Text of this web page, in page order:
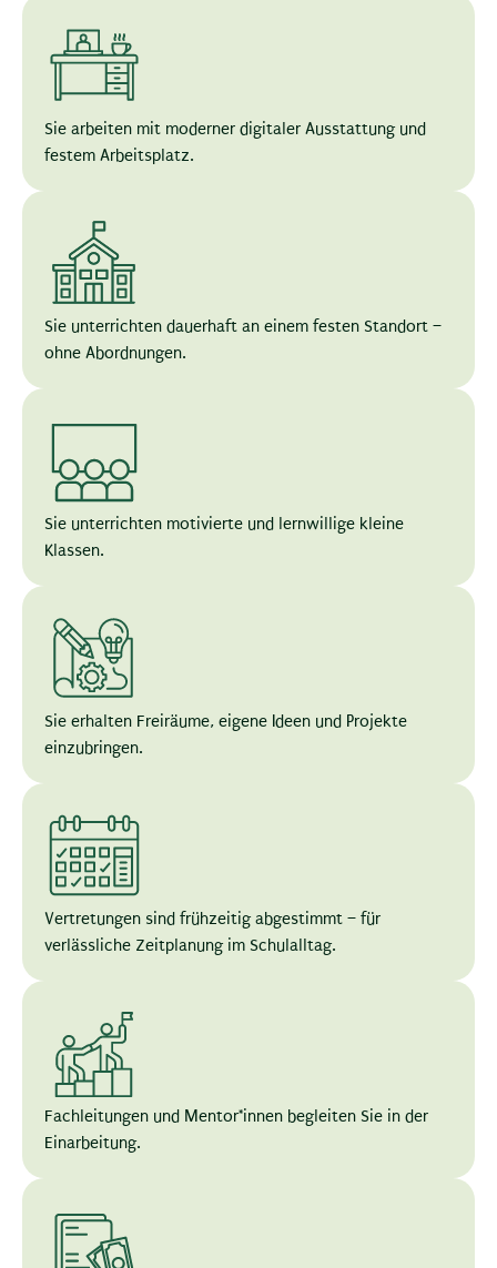
Sie arbeiten mit moderner digitaler Ausstattung und
festem Arbeitsplatz.
Sie unterrichten dauerhaft an einem festen Standort –
ohne Abordnungen.
Sie unterrichten motivierte und lernwillige kleine
Klassen.
Sie erhalten Freiräume, eigene Ideen und Projekte
einzubringen.
Vertretungen sind frühzeitig abgestimmt – für
verlässliche Zeitplanung im Schulalltag.
Fachleitungen und Mentor*innen begleiten Sie in der
Einarbeitung.